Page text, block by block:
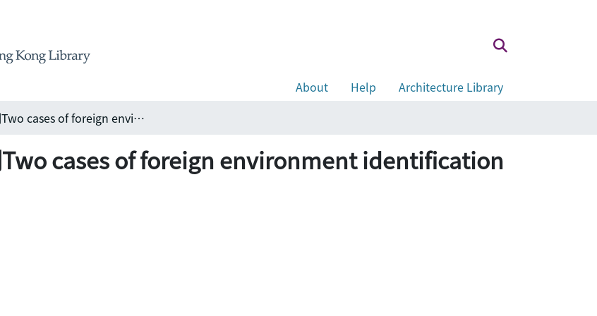
About Help
Architecture Library
國外兩個環境識別系統案例Two cases of foreign environment identification
Two cases of foreign environment identification